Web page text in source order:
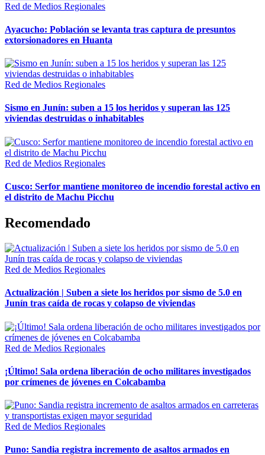
Red de Medios Regionales
Ayacucho: Población se levanta tras captura de presuntos
extorsionadores en Huanta
Red de Medios Regionales
Sismo en Junín: suben a 15 los heridos y superan las 125
viviendas destruidas o inhabitables
Red de Medios Regionales
Cusco: Serfor mantiene monitoreo de incendio forestal activo en
el distrito de Machu Picchu
Recomendado
Red de Medios Regionales
Actualización | Suben a siete los heridos por sismo de 5.0 en
Junín tras caída de rocas y colapso de viviendas
Red de Medios Regionales
¡Último! Sala ordena liberación de ocho militares investigados
por crímenes de jóvenes en Colcabamba
Red de Medios Regionales
Puno: Sandia registra incremento de asaltos armados en